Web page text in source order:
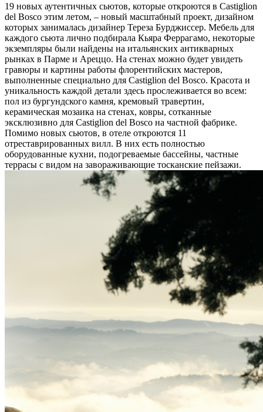
19 новых аутентичных сьютов, которые откроются в Castiglion
del Bosco этим летом, – новый масштабный проект, дизайном
которых занималась дизайнер Тереза Бурджиссер. Мебель для
каждого сьюта лично подбирала Кьяра Феррагамо, некоторые
экземпляры были найдены на итальянских антикварных
рынках в Парме и Ареццо. На стенах можно будет увидеть
гравюры и картины работы флорентийских мастеров,
выполненные специально для Castiglion del Bosco. Красота и
уникальность каждой детали здесь прослеживается во всем:
пол из бургундского камня, кремовый травертин,
керамическая мозаика на стенах, ковры, сотканные
эксклюзивно для Castiglion del Bosco на частной фабрике.
Помимо новых сьютов, в отеле откроются 11
отреставрированных вилл. В них есть полностью
оборудованные кухни, подогреваемые бассейны, частные
террасы с видом на завораживающие тосканские пейзажи.